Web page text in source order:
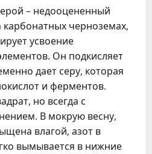
– недооцененный
карбонатных черноземах,
усвоение
Он подкисляет
дает серу, которая
и ферментов.
но всегда с
В мокрую весну,
влагой, азот в
вымывается в нижние